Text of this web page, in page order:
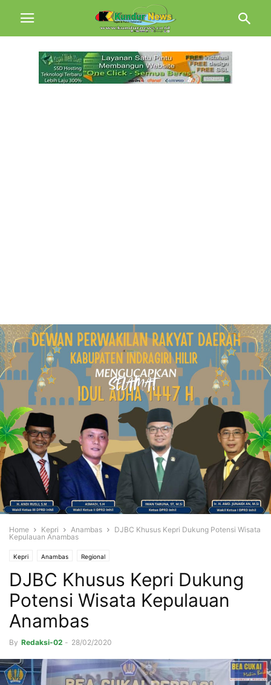
Home Kepri Anambas
DJBC Khusus Kepri Dukung Potensi Wisata
Kepulauan Anambas
Kepri Anambas Regional
DJBC Khusus Kepri Dukung
Potensi Wisata Kepulauan
Anambas
By Redaksi-02 - 28/02/2020